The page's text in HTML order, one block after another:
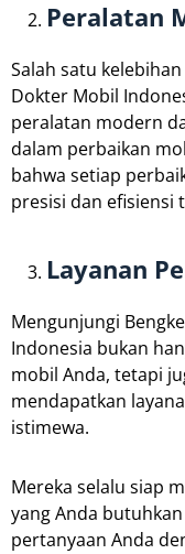
Peralatan
Salah satu
Dokter Mobil
peralatan modern
dalam perbaikan
bahwa setiap
presisi dan efisiensi
Layanan
Mengunjungi
Indonesia bukan
mobil Anda, tetapi
mendapatkan
istimewa.
Mereka selalu siap
yang Anda
pertanyaan Anda